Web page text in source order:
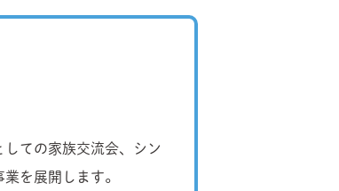
ての家族交流会、シン
を展開します。